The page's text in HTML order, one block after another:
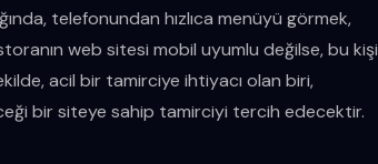
telefonundan hızlıca menüyü görmek,
web sitesi mobil uyumlu değilse, bu kişi
acil bir tamirciye ihtiyacı olan biri,
bir siteye sahip tamirciyi tercih edecektir.